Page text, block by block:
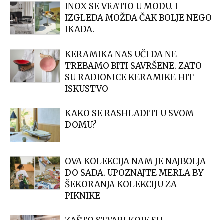
INOX SE VRATIO U MODU. I
IZGLEDA MOŽDA ČAK BOLJE NEGO
IKADA.
KERAMIKA NAS UČI DA NE
TREBAMO BITI SAVRŠENE. ZATO
SU RADIONICE KERAMIKE HIT
ISKUSTVO
KAKO SE RASHLADITI U SVOM
DOMU?
OVA KOLEKCIJA NAM JE NAJBOLJA
DO SADA. UPOZNAJTE MERLA BY
ŠEKORANJA KOLEKCIJU ZA
PIKNIKE